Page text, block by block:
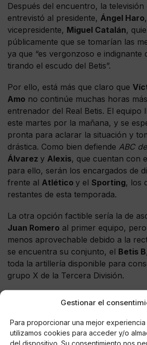
Gestionar el
Para proporcionar una mejor experiencia
utilizamos cookies para acceder y/o
del dispositivo. Su consentimiento nos
Después del encuentro, la
entrevistó al presidente, Ángel Haro
vicepresidente, Miguel Catalán,
públicamente que se tomarían las
ya que “es vergonzoso e indignante
tirando el escudo del Betis”.
Por ello, está más que claro que
Amo no continúe muchas horas
entrenador del Real Betis. El equipo
este martes por la mañana, y se
pronta para aclarar la situación y
drástica. Como bien defiende ABC
Álvarez y Alexis, que cuentan con
para ello, serán los encargados de
frente al Atlético y el Sporting, los
restantes de esta temporada.
La otra opción factible sería la de
Juan Romero al primer equipo,
menos aprovechable debido a la
se encuentra su conjunto, el Betis B
toda la artillería disponible para
grupo X de la Tercera División.
AUTOR
Alberto Pintado